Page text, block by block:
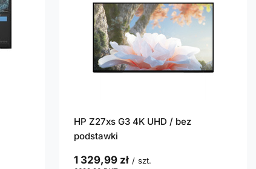
HP Z27xs G3 4K UHD / bez
podstawki
1 329,99 zł / szt.